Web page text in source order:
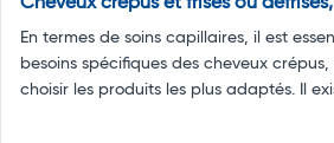
Cheveux crépus et frisés ou
En termes de soins capillaires, il est
besoins spécifiques des cheveux
choisir les produits les plus adaptés. Il